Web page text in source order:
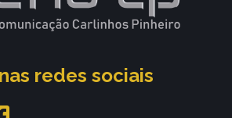
redes sociais